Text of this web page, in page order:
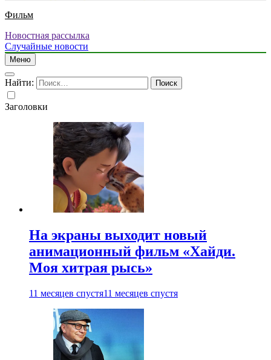
Фильм
Новостная рассылка
Случайные новости
Меню
Найти:
Заголовки
На экраны выходит новый
анимационный фильм «Хайди.
Моя хитрая рысь»
11 месяцев спустя11 месяцев спустя